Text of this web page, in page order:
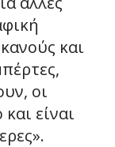
και
οι
είναι